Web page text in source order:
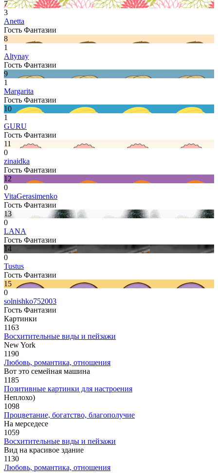
7
3
Anetta
Гость Фантазии
8
1
Altynay
Гость Фантазии
9
1
Margarita
Гость Фантазии
10
1
GURU
Гость Фантазии
11
0
zinaidka
Гость Фантазии
12
0
VitaGerasimenko
Гость Фантазии
13
0
LANA
Гость Фантазии
14
0
Tustus
Гость Фантазии
15
0
solnishko752003
Гость Фантазии
Картинки
1163
Восхитительные виды и пейзажи
New York
1190
Любовь, романтика, отношения
Вот это семейная машина
1185
Позитивные картинки для настроения
Неплохо)
1098
Процветание, богатство, благополучие
На мерседесе
1059
Восхитительные виды и пейзажи
Вид на красивое здание
1130
Любовь, романтика, отношения